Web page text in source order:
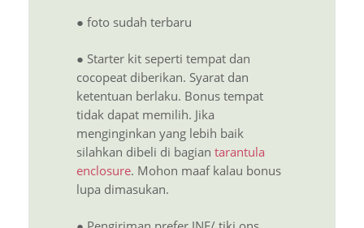
● foto sudah terbaru
● Starter kit seperti tempat dan
cocopeat diberikan. Syarat dan
ketentuan berlaku. Bonus tempat
tidak dapat memilih. Jika
menginginkan yang lebih baik
silahkan dibeli di bagian tarantula
enclosure. Mohon maaf kalau bonus
lupa dimasukan.